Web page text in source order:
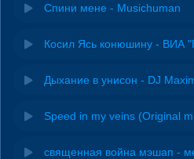
Спини мене - Musichuman
Косил Ясь конюшину - ВИА
Дыхание в унисон - DJ
Speed in my veins (Original
священная война мэшап -